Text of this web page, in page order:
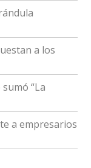
a los
“La
a empresarios